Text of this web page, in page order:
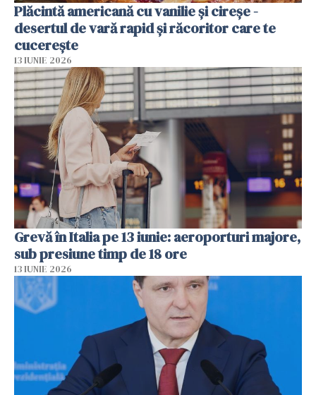
Plăcintă americană cu vanilie și cireșe -
desertul de vară rapid și răcoritor care te
cucerește
13 IUNIE 2026
Grevă în Italia pe 13 iunie: aeroporturi majore,
sub presiune timp de 18 ore
13 IUNIE 2026